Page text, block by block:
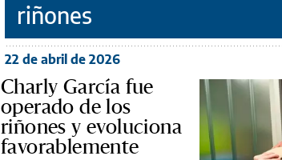
riñones
22 de abril de 2026
Charly García fue
operado de los
riñones y evoluciona
favorablemente